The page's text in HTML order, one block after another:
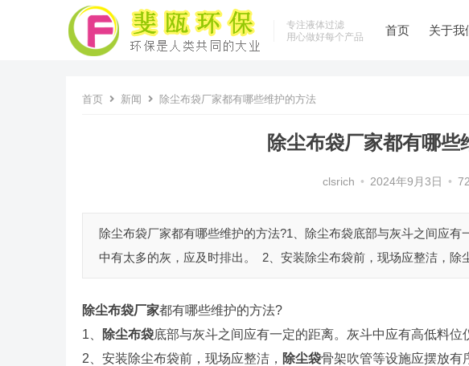
专注液体过滤
用心做好每个产品
首页 关于我
首页 新闻 除尘布袋厂家都有哪些维护的方法
除尘布袋厂家都有哪些
clsrich • 2024年9月3日 •
除尘布袋厂家都有哪些维护的方法?1、除尘布袋底部与灰斗之间应
中有太多的灰，应及时排出。 2、安装除尘布袋前，现场应整洁，除
除尘布袋厂家都有哪些维护的方法?
1、
除尘布袋底部与灰斗之间应有一定的距离。灰斗中应有高低料
2、安装除尘布袋前，现场应整洁， 除尘袋骨架吹管等设施应摆放有